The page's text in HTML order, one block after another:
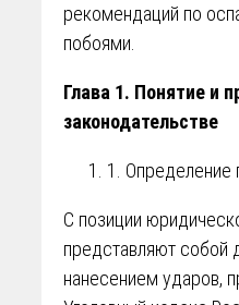
рекомендаций по
побоями.
Глава 1. Понятие и
законодательстве
1. Определение
С позиции
представляют собой
нанесением ударов,